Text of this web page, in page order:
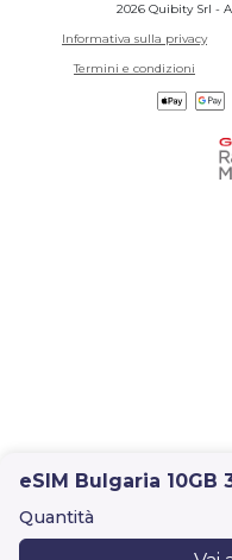
eSIM Bulgaria 10GB
Quantità
2026 Quibity Srl -
Informativa sulla privacy
Termini e condizioni